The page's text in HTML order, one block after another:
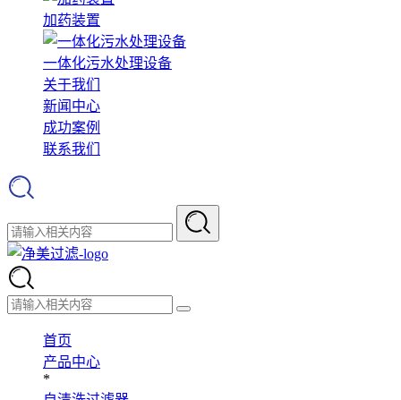
加药装置
一体化污水处理设备
关于我们
新闻中心
成功案例
联系我们
首页
产品中心
*